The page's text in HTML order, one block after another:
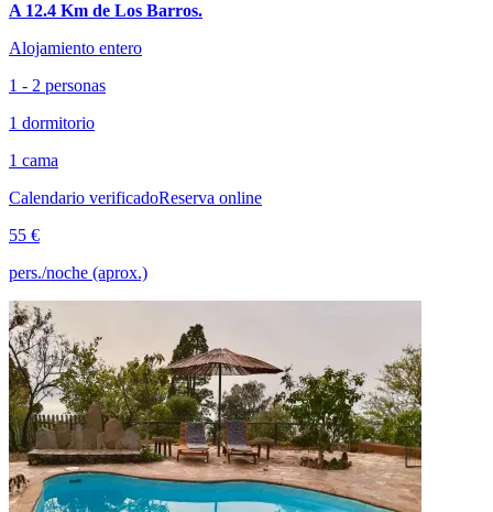
A 12.4 Km de Los Barros.
Alojamiento entero
1 - 2 personas
1 dormitorio
1 cama
Calendario verificadoReserva online
55 €
pers./noche (aprox.)